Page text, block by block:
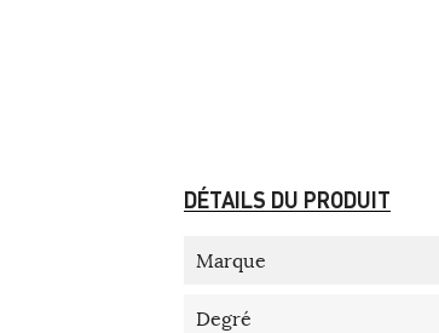
DÉTAILS DU PRODUIT
Marque
Degré